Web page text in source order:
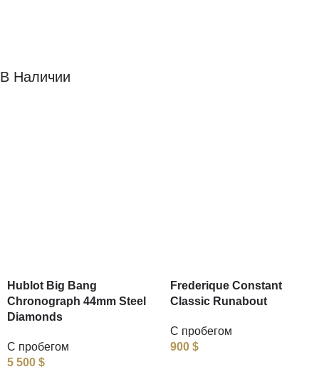
В Наличии
Hublot Big Bang
Chronograph 44mm Steel
Diamonds
С пробегом
5 500 $
Frederique Constant
Classic Runabout
С пробегом
900 $